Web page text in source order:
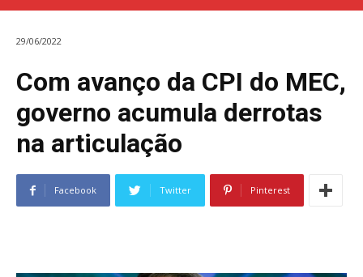
29/06/2022
Com avanço da CPI do MEC,
governo acumula derrotas
na articulação
Facebook Twitter Pinterest